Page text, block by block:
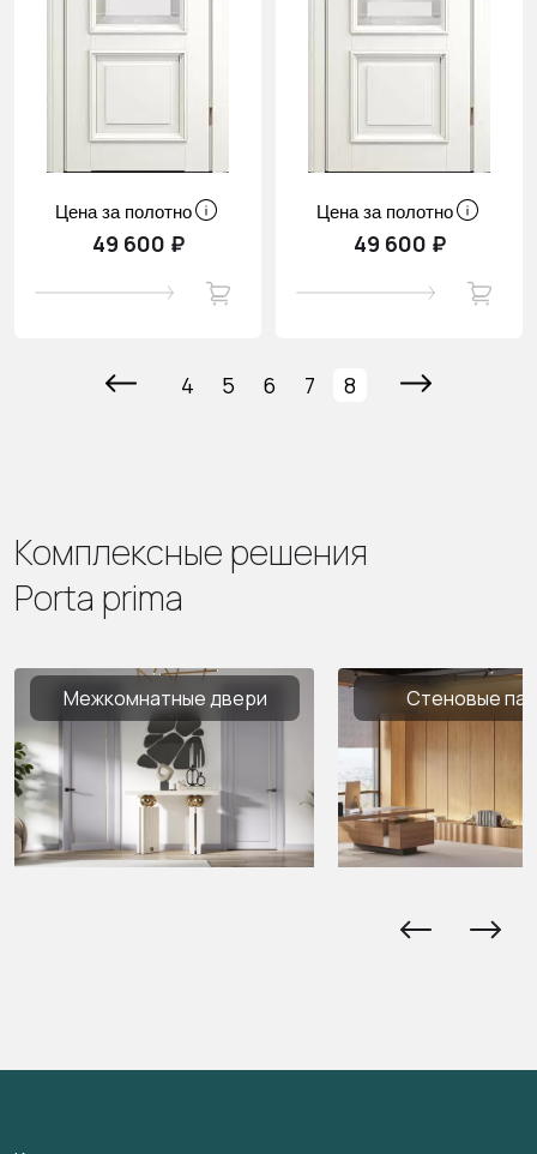
Цена за полотно
49 600 ₽
Цена за полотно
49 600 ₽
4 5 6 7 8
Комплексные решения
Porta prima
Межкомнатные двери Стеновые